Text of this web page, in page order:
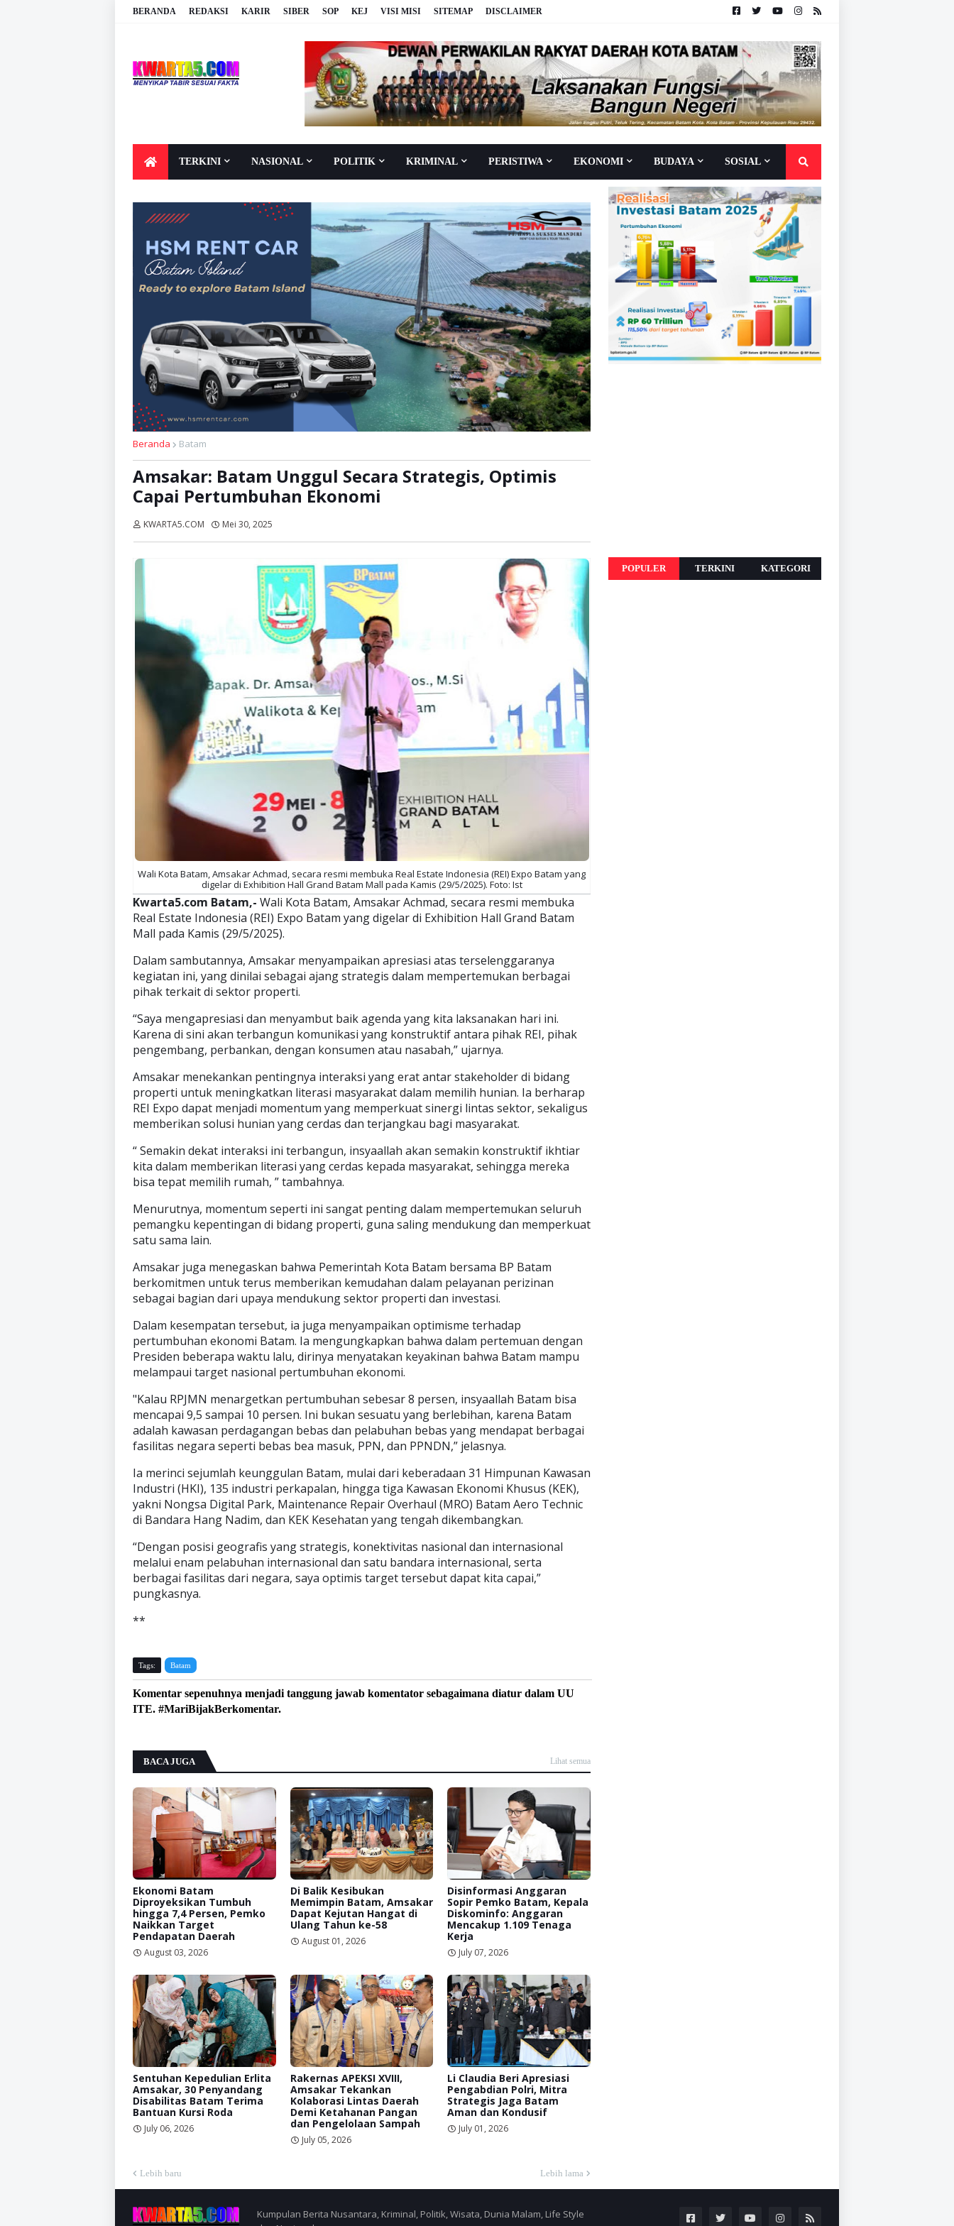
BERANDA REDAKSI KARIR SIBER SOP KEJ VISI MISI SITEMAP DISCLAIMER
TERKINI NASIONAL POLITIK KRIMINAL PERISTIWA EKONOMI BUDAYA SOSIAL
Beranda Batam
Amsakar: Batam Unggul Secara Strategis, Optimis
Capai Pertumbuhan Ekonomi
KWARTA5.COM Mei 30, 2025
Wali Kota Batam, Amsakar Achmad, secara resmi membuka Real Estate Indonesia (REI) Expo Batam yang
digelar di Exhibition Hall Grand Batam Mall pada Kamis (29/5/2025). Foto: Ist
Kwarta5.com Batam,- Wali Kota Batam, Amsakar Achmad, secara resmi membuka
Real Estate Indonesia (REI) Expo Batam yang digelar di Exhibition Hall Grand Batam
Mall pada Kamis (29/5/2025).
Dalam sambutannya, Amsakar menyampaikan apresiasi atas terselenggaranya
kegiatan ini, yang dinilai sebagai ajang strategis dalam mempertemukan berbagai
pihak terkait di sektor properti.
“Saya mengapresiasi dan menyambut baik agenda yang kita laksanakan hari ini.
Karena di sini akan terbangun komunikasi yang konstruktif antara pihak REI, pihak
pengembang, perbankan, dengan konsumen atau nasabah,” ujarnya.
Amsakar menekankan pentingnya interaksi yang erat antar stakeholder di bidang
properti untuk meningkatkan literasi masyarakat dalam memilih hunian. Ia berharap
REI Expo dapat menjadi momentum yang memperkuat sinergi lintas sektor, sekaligus
memberikan solusi hunian yang cerdas dan terjangkau bagi masyarakat.
“ Semakin dekat interaksi ini terbangun, insyaallah akan semakin konstruktif ikhtiar
kita dalam memberikan literasi yang cerdas kepada masyarakat, sehingga mereka
bisa tepat memilih rumah, ” tambahnya.
Menurutnya, momentum seperti ini sangat penting dalam mempertemukan seluruh
pemangku kepentingan di bidang properti, guna saling mendukung dan memperkuat
satu sama lain.
Amsakar juga menegaskan bahwa Pemerintah Kota Batam bersama BP Batam
berkomitmen untuk terus memberikan kemudahan dalam pelayanan perizinan
sebagai bagian dari upaya mendukung sektor properti dan investasi.
Dalam kesempatan tersebut, ia juga menyampaikan optimisme terhadap
pertumbuhan ekonomi Batam. Ia mengungkapkan bahwa dalam pertemuan dengan
Presiden beberapa waktu lalu, dirinya menyatakan keyakinan bahwa Batam mampu
melampaui target nasional pertumbuhan ekonomi.
"Kalau RPJMN menargetkan pertumbuhan sebesar 8 persen, insyaallah Batam bisa
mencapai 9,5 sampai 10 persen. Ini bukan sesuatu yang berlebihan, karena Batam
adalah kawasan perdagangan bebas dan pelabuhan bebas yang mendapat berbagai
fasilitas negara seperti bebas bea masuk, PPN, dan PPNDN,” jelasnya.
Ia merinci sejumlah keunggulan Batam, mulai dari keberadaan 31 Himpunan Kawasan
Industri (HKI), 135 industri perkapalan, hingga tiga Kawasan Ekonomi Khusus (KEK),
yakni Nongsa Digital Park, Maintenance Repair Overhaul (MRO) Batam Aero Technic
di Bandara Hang Nadim, dan KEK Kesehatan yang tengah dikembangkan.
“Dengan posisi geografis yang strategis, konektivitas nasional dan internasional
melalui enam pelabuhan internasional dan satu bandara internasional, serta
berbagai fasilitas dari negara, saya optimis target tersebut dapat kita capai,”
pungkasnya.
**
Tags: Batam
Komentar sepenuhnya menjadi tanggung jawab komentator sebagaimana diatur dalam UU
ITE. #MariBijakBerkomentar.
BACA JUGA Lihat semua
Ekonomi Batam
Diproyeksikan Tumbuh
hingga 7,4 Persen, Pemko
Naikkan Target
Pendapatan Daerah
August 03, 2026
Di Balik Kesibukan
Memimpin Batam, Amsakar
Dapat Kejutan Hangat di
Ulang Tahun ke-58
August 01, 2026
Disinformasi Anggaran
Sopir Pemko Batam, Kepala
Diskominfo: Anggaran
Mencakup 1.109 Tenaga
Kerja
July 07, 2026
Sentuhan Kepedulian Erlita
Amsakar, 30 Penyandang
Disabilitas Batam Terima
Bantuan Kursi Roda
July 06, 2026
Rakernas APEKSI XVIII,
Amsakar Tekankan
Kolaborasi Lintas Daerah
Demi Ketahanan Pangan
dan Pengelolaan Sampah
July 05, 2026
Li Claudia Beri Apresiasi
Pengabdian Polri, Mitra
Strategis Jaga Batam
Aman dan Kondusif
July 01, 2026
Lebih baru Lebih lama
POPULER TERKINI KATEGORI
Kumpulan Berita Nusantara, Kriminal, Politik, Wisata, Dunia Malam, Life Style